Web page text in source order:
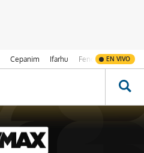
Cepanim Ifarhu Fenómeno de El
EN VIVO